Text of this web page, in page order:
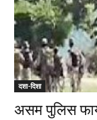
दशा-दिशा
असम पुलिस